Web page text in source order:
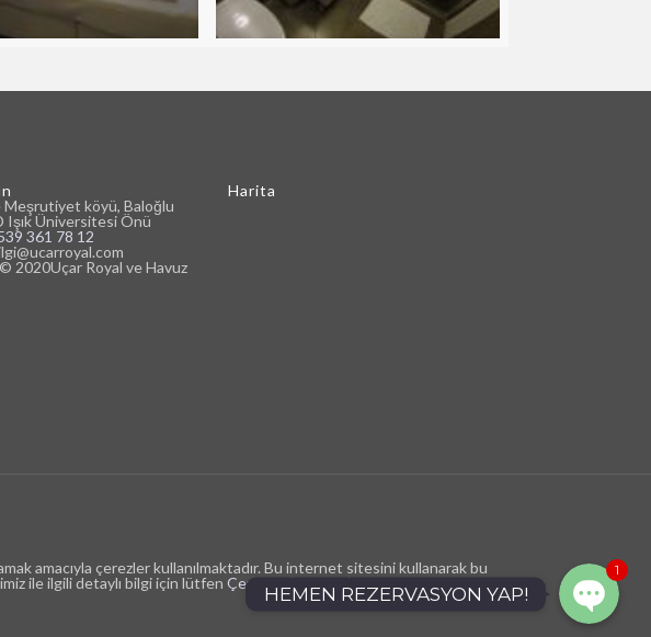
Meşrutiyet köyü, Baloğlu
Işık Üniversitesi Önü
361 78 12
2020Uçar Royal ve Havuz
Harita
amacıyla çerezler kullanılmaktadır. Bu internet sitesini kullanarak bu
ile ilgili detaylı bilgi için lütfen Çerezler (Cookies) Aydınlatma Metni'ni
HEMEN REZERVASYON YAP!
1